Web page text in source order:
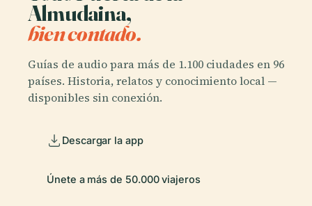
Almudaina,
bien contado.
Guías de audio para más de 1.100 ciudades en 96
países. Historia, relatos y conocimiento local —
disponibles sin conexión.
Descargar la app
Únete a más de 50.000 viajeros